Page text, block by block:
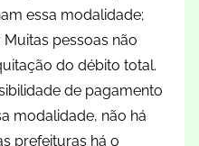
essa modalidade;
pessoas não
do débito total.
de pagamento
modalidade, não há
prefeituras há o